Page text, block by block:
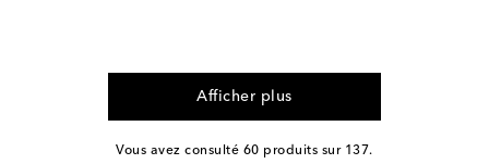
Afficher plus
Vous avez consulté 60 produits sur 137.